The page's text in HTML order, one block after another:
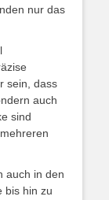
nur das
sein, dass
auch
sind
auch in den
bis hin zu